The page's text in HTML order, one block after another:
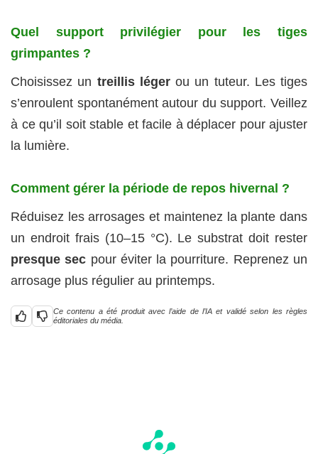
Quel support privilégier pour les tiges
grimpantes ?
Choisissez un treillis légerou un tuteur. Les tiges
s’enroulent spontanément autour du support. Veillez
à ce qu’il soit stable et facile à déplacer pour ajuster
la lumière.
Comment gérer la période de repos hivernal ?
Réduisez les arrosages et maintenez la plante dans
un endroit frais (10–15 °C). Le substrat doit rester
presque sec pour éviter la pourriture. Reprenez un
arrosage plus régulier au printemps.
Ce contenu a été produit avec l’aide de l’IA et validé selon les règles
éditoriales du média.